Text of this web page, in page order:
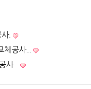
.
체공사…
사…